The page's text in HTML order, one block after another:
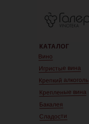
КАТАЛОГ
Вино
Игристые вина
Крепкий алкоголь
Крепленые вина
Бакалея
Сладости